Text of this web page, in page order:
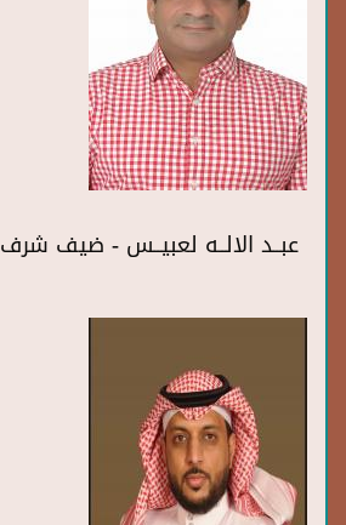
عبــد الالــه لعبيــس - ضيف شرف